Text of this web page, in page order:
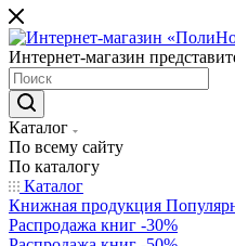
Интернет-магазин
Каталог
По всему сайту
По каталогу
Каталог
Книжная продукция
Распродажа книг -30%